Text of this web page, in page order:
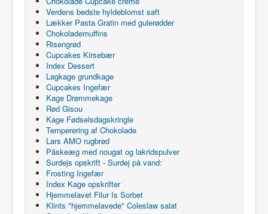
Verdens bedste hyldeblomst saft
Lækker Pasta Gratin med gulerødder
Chokolademuffins
Risengrød
Cupcakes Kirsebær
Index Dessert
Lagkage grundkage
Cupcakes Ingefær
Kage Drømmekage
Rød Gisou
Kage Fødselsdagskringle
Temperering af Chokolade
Lars AMO rugbrød
Påskeæg med nougat og lakridspulver
Surdejs opskrift - Surdej på vand:
Frosting Ingefær
Index Kage opskrifter
Hjemmelavet Filur Is Sorbet
Klints "hjemmelavede" Coleslaw salat